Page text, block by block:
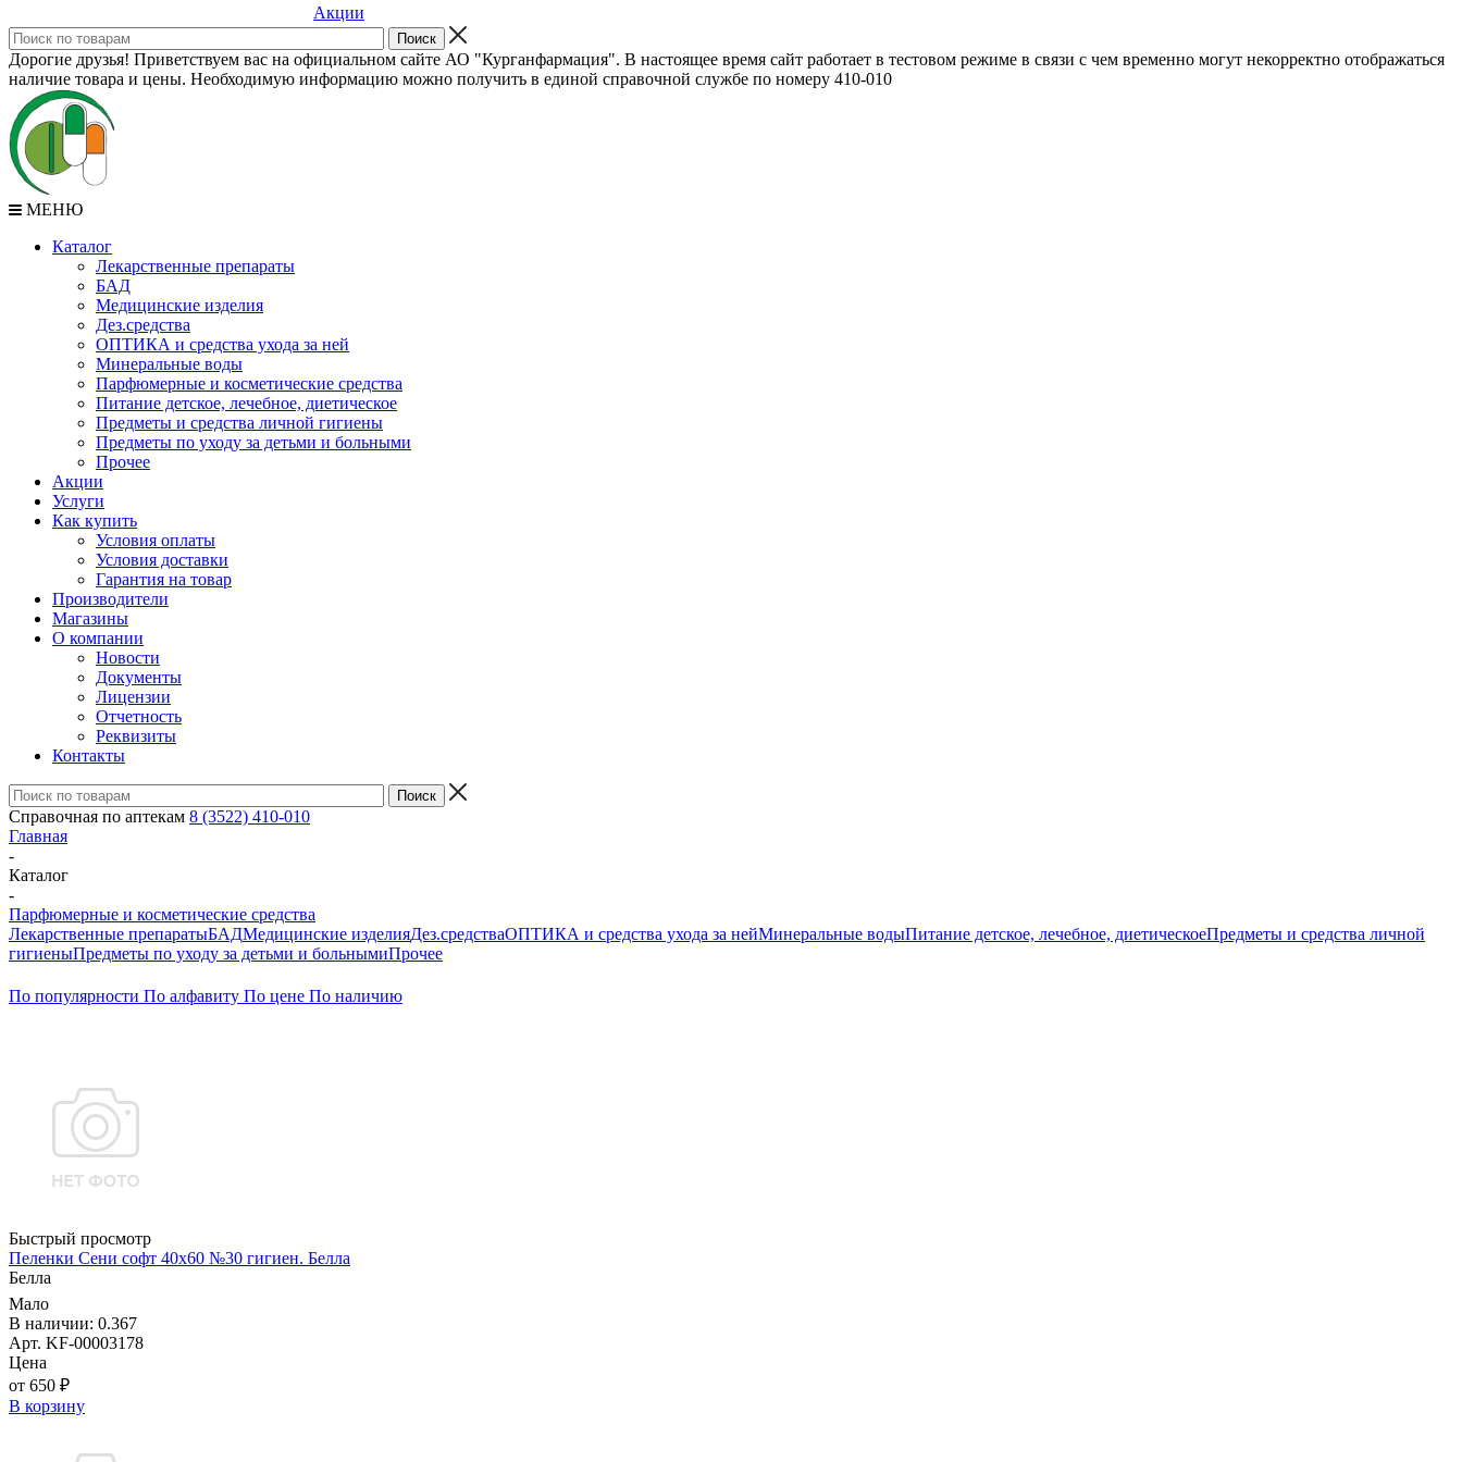
Акции
Дорогие друзья! Приветствуем вас на официальном сайте АО "Курганфармация". В настоящее время сайт работает в тестовом режиме в связи с чем временно могут некорректно отображаться
наличие товара и цены. Необходимую информацию можно получить в единой справочной службе по номеру 410-010
МЕНЮ
Каталог
Лекарственные препараты
БАД
Медицинские изделия
Дез.средства
ОПТИКА и средства ухода за ней
Минеральные воды
Парфюмерные и косметические средства
Питание детское, лечебное, диетическое
Предметы и средства личной гигиены
Предметы по уходу за детьми и больными
Прочее
Акции
Услуги
Как купить
Условия оплаты
Условия доставки
Гарантия на товар
Производители
Магазины
О компании
Новости
Документы
Лицензии
Отчетность
Реквизиты
Контакты
Справочная по аптекам 8 (3522) 410-010
Главная
-
Каталог
-
Парфюмерные и косметические средства
Лекарственные препаратыБАДМедицинские изделияДез.средстваОПТИКА и средства ухода за нейМинеральные водыПитание детское, лечебное, диетическоеПредметы и средства личной
гигиеныПредметы по уходу за детьми и больнымиПрочее
По популярности По алфавиту По цене По наличию
Быстрый просмотр
Пеленки Сени софт 40х60 №30 гигиен. Белла
Белла
Мало
В наличии: 0.367
Арт. KF-00003178
Цена
от 650 ₽
В корзину